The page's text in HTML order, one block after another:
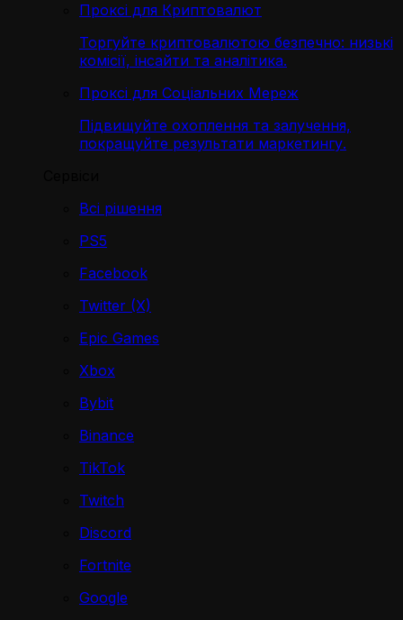
Проксі для Криптовалют
Торгуйте криптовалютою безпечно: низькі
комісії, інсайти та аналітика.
Проксі для Соціальних Мереж
Підвищуйте охоплення та залучення,
покращуйте результати маркетингу.
Всі рішення
PS5
Facebook
Twitter (X)
Epic Games
Xbox
Bybit
Binance
TikTok
Twitch
Discord
Fortnite
Google